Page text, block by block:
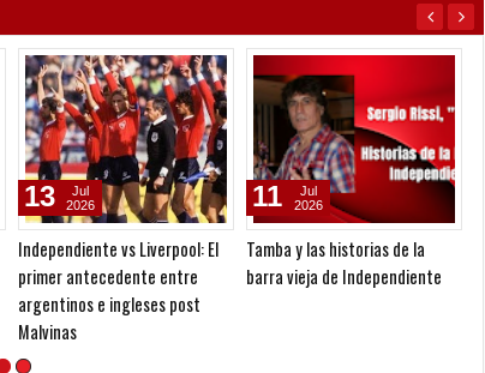
Independiente vs Liverpool: El
primer antecedente entre
argentinos e ingleses post
Malvinas
13
Jul
2026
Tamba y las historias de la
barra vieja de Independiente
11
Jul
2026